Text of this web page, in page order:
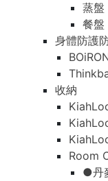
蒸盤
餐盤
身體防護
收納
Room
●丹